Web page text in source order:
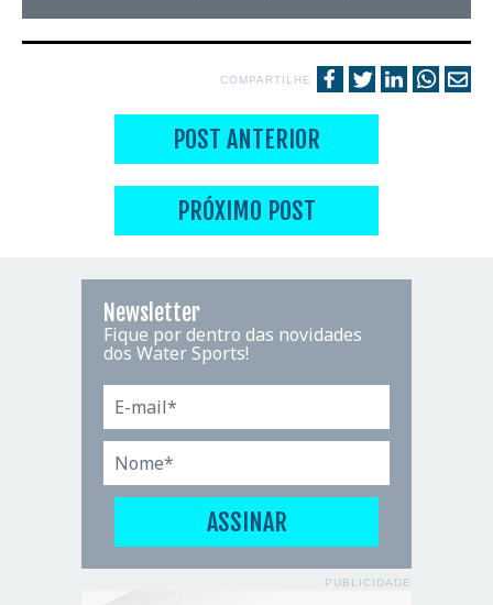
COMPARTILHE
POST ANTERIOR
PRÓXIMO POST
Newsletter
Fique por dentro das novidades
dos Water Sports!
PUBLICIDADE